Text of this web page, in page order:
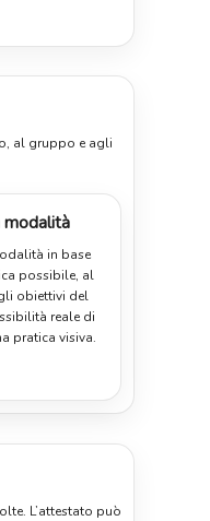
al gruppo e agli
in base
possibile, al
obiettivi del
reale di
pratica visiva.
L’attestato può